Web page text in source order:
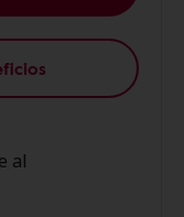
al